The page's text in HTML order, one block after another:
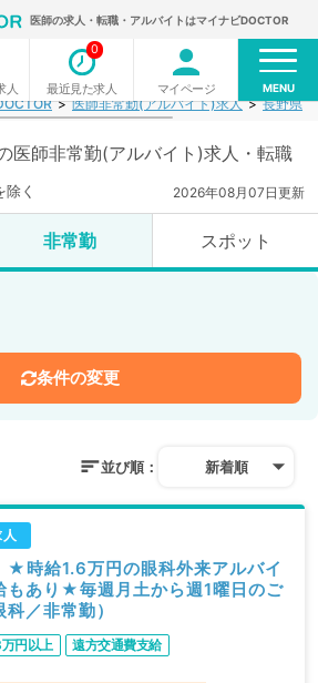
医師の求人・転職・アルバイトはマイナビDOCTOR
人 最近見た求人
0
マイページ MENU
医師非常勤(アルバイト)求人 長野県
医師非常勤(アルバイト)求人・転職
く 2026年08月07日更新
非常勤 スポット
条件の変更
並び順： 新着順
★時給1.6万円の眼科外来アルバイ
もあり★毎週月土から週1曜日のご
／非常勤）
円以上 遠方交通費支給